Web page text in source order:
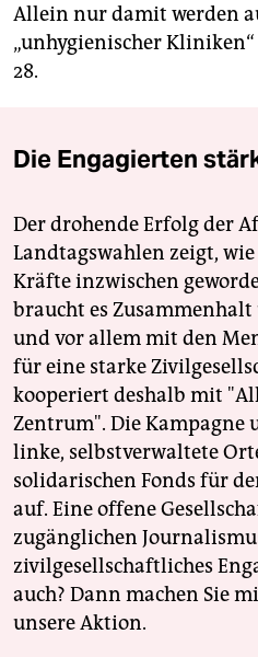
Allein nur damit werden
„unhygienischer
28.
Die Engagierten
Der drohende Erfolg der
Landtagswahlen zeigt,
Kräfte inzwischen
braucht es
und vor allem mit den
für eine starke
kooperiert deshalb mit
Zentrum". Die Kampagne
linke, selbstverwaltete
solidarischen Fonds für
auf. Eine offene
zugänglichen
zivilgesellschaftliches
auch? Dann machen Sie
unsere Aktion.